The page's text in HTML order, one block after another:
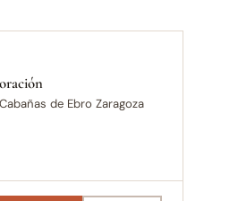
de Ebro Zaragoza